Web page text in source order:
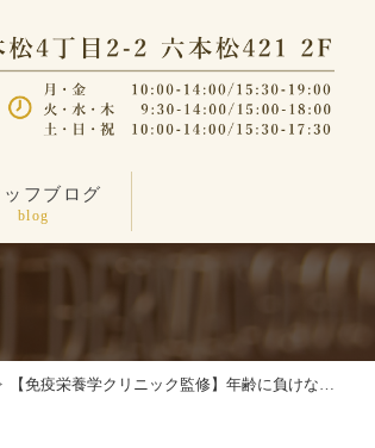
ッフブログ
blog
【免疫栄養学クリニック監修】年齢に負けな…